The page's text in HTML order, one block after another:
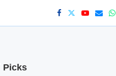
Picks